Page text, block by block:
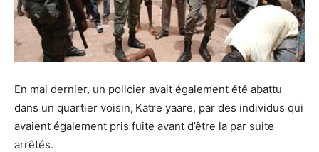
En mai dernier, un policier avait également été abattu
dans un quartier voisin, Katre yaare, par des individus qui
avaient également pris fuite avant d’être la par suite
arrêtés.